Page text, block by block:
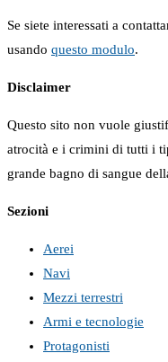
Se siete interessati a
usando questo modulo.
Disclaimer
Questo sito non vuole
atrocità e i crimini di tutti i
grande bagno di sangue
Sezioni
Aerei
Navi
Mezzi terrestri
Armi e tecnologie
Protagonisti